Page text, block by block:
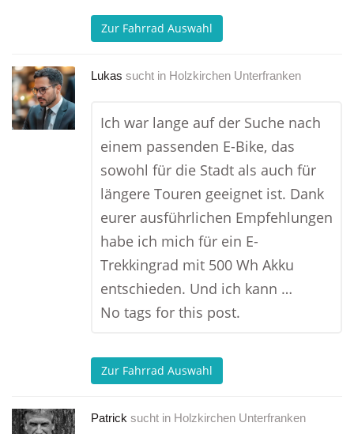
Zur Fahrrad Auswahl
Lukas sucht in Holzkirchen Unterfranken
Ich war lange auf der Suche nach
einem passenden E-Bike, das
sowohl für die Stadt als auch für
längere Touren geeignet ist. Dank
eurer ausführlichen Empfehlungen
habe ich mich für ein E-
Trekkingrad mit 500 Wh Akku
entschieden. Und ich kann …
No tags for this post.
Zur Fahrrad Auswahl
Patrick sucht in Holzkirchen Unterfranken